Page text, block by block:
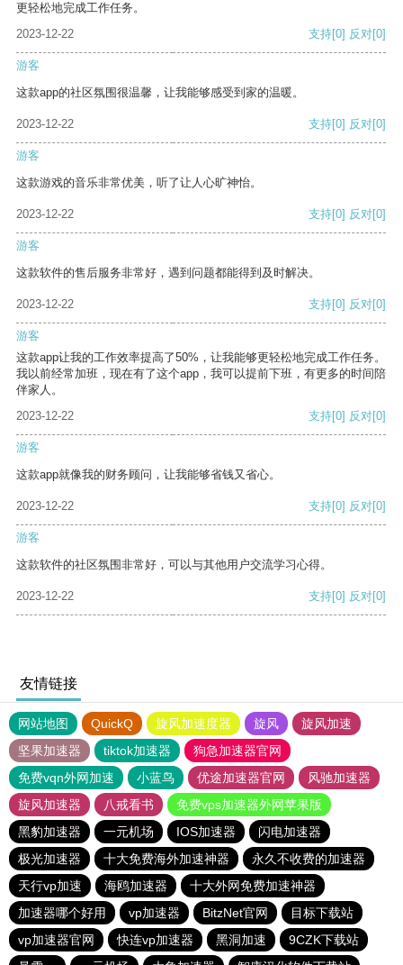
更轻松地完成工作任务。
2023-12-22
支持[0] 反对[0]
游客
这款app的社区氛围很温馨，让我能够感受到家的温暖。
2023-12-22 支持[0] 反对[0]
游客
这款游戏的音乐非常优美，听了让人心旷神怡。
2023-12-22 支持[0] 反对[0]
游客
这款软件的售后服务非常好，遇到问题都能得到及时解决。
2023-12-22 支持[0] 反对[0]
游客
这款app让我的工作效率提高了50%，让我能够更轻松地完成工作任务。
我以前经常加班，现在有了这个app，我可以提前下班，有更多的时间陪
伴家人。
2023-12-22
支持[0] 反对[0]
游客
这款app就像我的财务顾问，让我能够省钱又省心。
2023-12-22 支持[0] 反对[0]
游客
这款软件的社区氛围非常好，可以与其他用户交流学习心得。
2023-12-22 支持[0] 反对[0]
友情链接
网站地图 QuickQ 旋风加速度器 旋风
旋风加速
坚果加速器
tiktok加速器
狗急加速器官网
免费vqn外网加速
小蓝鸟 优途加速器官网
风驰加速器
旋风加速器
八戒看书
免费vps加速器外网苹果版
黑豹加速器
一元机场 IOS加速器
闪电加速器
极光加速器
十大免费海外加速神器
永久不收费的加速器
天行vp加速
海鸥加速器
十大外网免费加速神器
加速器哪个好用
vp加速器 BitzNet官网
目标下载站
vp加速器官网
快连vp加速器 黑洞加速
9CZK下载站